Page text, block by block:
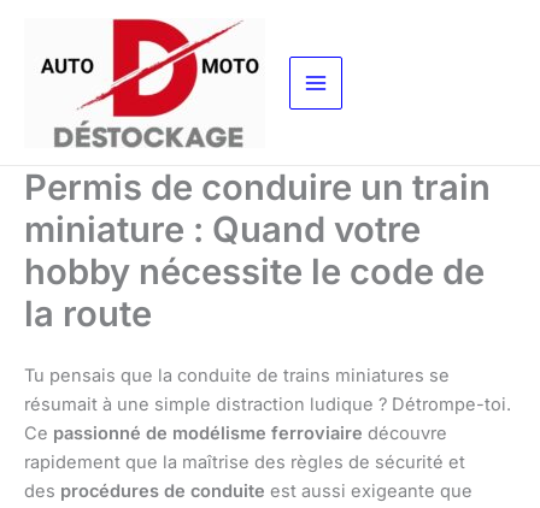
contenu
Permis de conduire un train
miniature : Quand votre
hobby nécessite le code de
la route
Tu pensais que la conduite de trains miniatures se
résumait à une simple distraction ludique ? Détrompe-toi.
Ce passionné de modélisme ferroviaire découvre
rapidement que la maîtrise des règles de sécurité et
des procédures de conduite est aussi exigeante que